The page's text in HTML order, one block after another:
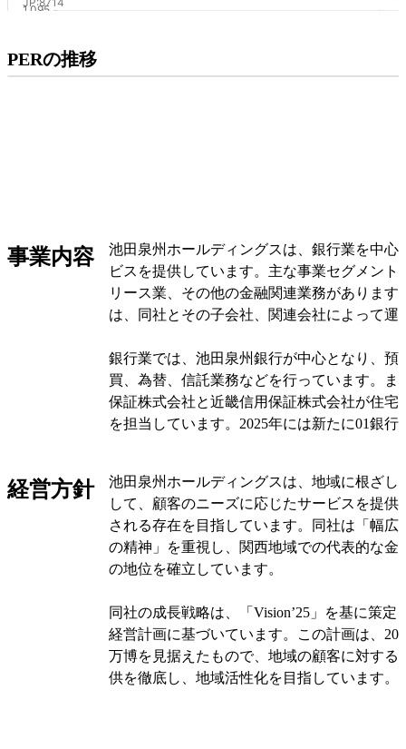
PERの推移プレミアム会員にご登録いただくと、
PERの推移にアクセスできます。
事業内容
池田泉州ホールディングスは、銀行業を中心
ビスを提供しています。主な事業セグメント
リース業、その他の金融関連業務があります
は、同社とその子会社、関連会社によって運
銀行業では、池田泉州銀行が中心となり、預
買、為替、信託業務などを行っています。ま
保証株式会社と近畿信用保証株式会社が住宅
を担当しています。2025年には新たに01銀行
リース業においては、池田泉州リース株式会
トリース株式会社が、産業機械や自動車など
ています。これにより、企業の設備投資をサ
動を支えています。
ド業務、投資業務、ソフトウェア開発、情報
があります。また、池田泉州銀行の現金精算
の従属業務も行っています。
経営方針
池田泉州ホールディングスは、地域に根ざし
して、顧客のニーズに応じたサービスを提供
される存在を目指しています。同社は「幅広
の精神」を重視し、関西地域での代表的な金
の地位を確立しています。
同社の成長戦略は、「Vision’25」を基に策定
経営計画に基づいています。この計画は、
万博を見据えたもので、地域の顧客に対する
供を徹底し、地域活性化を目指しています。